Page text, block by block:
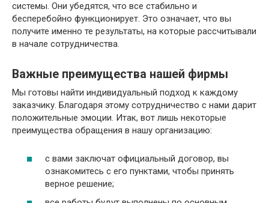
системы. Они убедятся, что все стабильно и
бесперебойно функционирует. Это означает, что вы
получите именно те результаты, на которые рассчитывали
в начале сотрудничества.
Важные преимущества нашей фирмы
Мы готовы найти индивидуальный подход к каждому
заказчику. Благодаря этому сотрудничество с нами дарит
положительные эмоции. Итак, вот лишь некоторые
преимущества обращения в нашу организацию:
с вами заключат официальный договор, вы
ознакомитесь с его пунктами, чтобы принять
верное решение;